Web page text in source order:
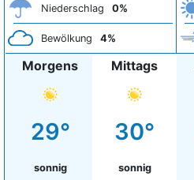
Niederschlag 0%
Bewölkung 4%
Morgens
29°
sonnig
Mittags
30°
sonnig